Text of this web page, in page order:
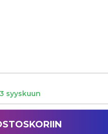
3 syyskuun